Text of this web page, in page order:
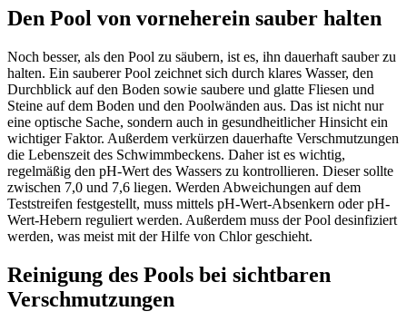
Den Pool von vorneherein sauber halten
Noch besser, als den Pool zu säubern, ist es, ihn dauerhaft sauber zu
halten. Ein sauberer Pool zeichnet sich durch klares Wasser, den
Durchblick auf den Boden sowie saubere und glatte Fliesen und
Steine auf dem Boden und den Poolwänden aus. Das ist nicht nur
eine optische Sache, sondern auch in gesundheitlicher Hinsicht ein
wichtiger Faktor. Außerdem verkürzen dauerhafte Verschmutzungen
die Lebenszeit des Schwimmbeckens. Daher ist es wichtig,
regelmäßig den pH-Wert des Wassers zu kontrollieren. Dieser sollte
zwischen 7,0 und 7,6 liegen. Werden Abweichungen auf dem
Teststreifen festgestellt, muss mittels pH-Wert-Absenkern oder pH-
Wert-Hebern reguliert werden. Außerdem muss der Pool desinfiziert
werden, was meist mit der Hilfe von Chlor geschieht.
Reinigung des Pools bei sichtbaren
Verschmutzungen